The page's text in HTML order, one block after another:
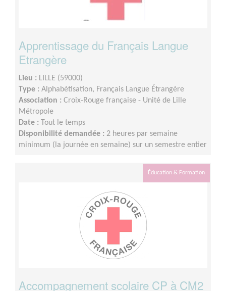
Apprentissage du Français Langue
Etrangère
Lieu : LILLE (59000)
Type : Alphabétisation, Français Langue Étrangère
Association : Croix-Rouge française - Unité de Lille
Métropole
Date : Tout le temps
Disponibilité demandée : 2 heures par semaine
minimum (la journée en semaine) sur un semestre entier
Éducation & Formation
Accompagnement scolaire CP à CM2